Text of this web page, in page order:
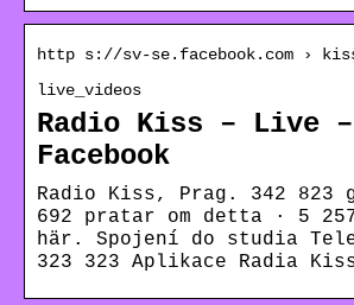
http s://sv-se.facebook.com ›
live_videos
Radio Kiss – Live –
Facebook
Radio Kiss, Prag. 342
692 pratar om detta · 5
här. Spojení do studia
323 323 Aplikace Radia